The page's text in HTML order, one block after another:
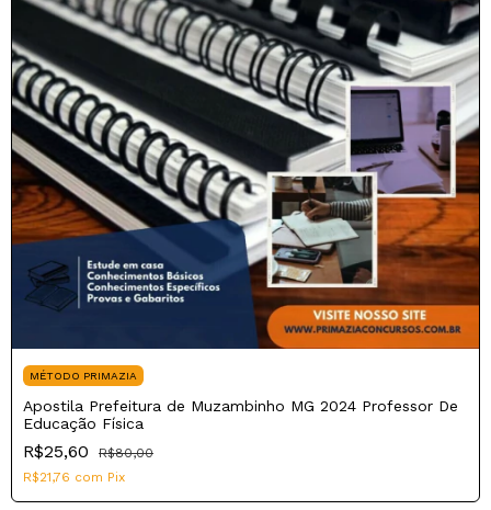
MÉTODO PRIMAZIA
Apostila Prefeitura de Muzambinho MG 2024 Professor De
Educação Física
R$25,60
R$80,00
R$21,76 com Pix